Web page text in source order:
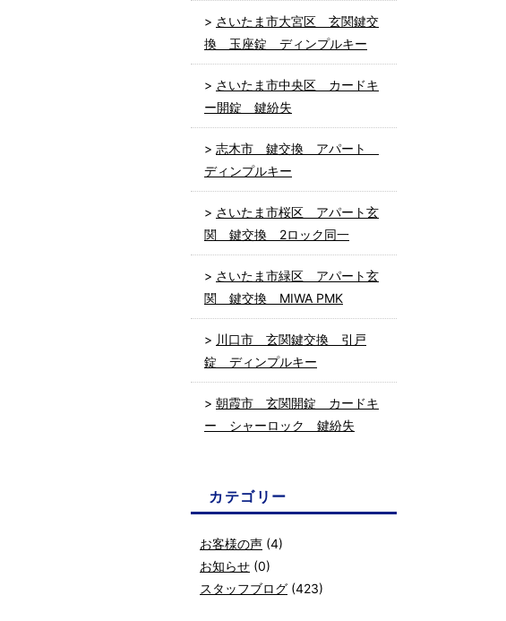
さいたま市大宮区 玄関鍵交
換 玉座錠 ディンプルキー
さいたま市中央区 カードキ
ー開錠 鍵紛失
志木市 鍵交換 アパート
ディンプルキー
さいたま市桜区 アパート玄
関 鍵交換 2ロック同一
さいたま市緑区 アパート玄
関 鍵交換 MIWA PMK
川口市 玄関鍵交換 引戸
錠 ディンプルキー
朝霞市 玄関開錠 カードキ
ー シャーロック 鍵紛失
カテゴリー
お客様の声 (4)
お知らせ (0)
スタッフブログ (423)